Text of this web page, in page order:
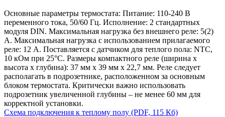
Основные параметры термостата: Питание: 110-240 В
переменного тока, 50/60 Гц. Исполнение: 2 стандартных
модуля DIN. Максимальная нагрузка без внешнего реле: 5(2)
А. Максимальная нагрузка с использованием прилагаемого
реле: 12 А. Поставляется с датчиком для теплого пола: NTC,
10 кОм при 25°C. Размеры компактного реле (ширина x
высота x глубина): 37 мм x 39 мм x 22,7 мм. Реле следует
располагать в подрозетнике, расположенном за основным
блоком термостата. Критически важно использовать
подрозетник увеличенной глубины – не менее 60 мм для
корректной установки.
Схема подключения к теплому полу (PDF, 115 Кб)